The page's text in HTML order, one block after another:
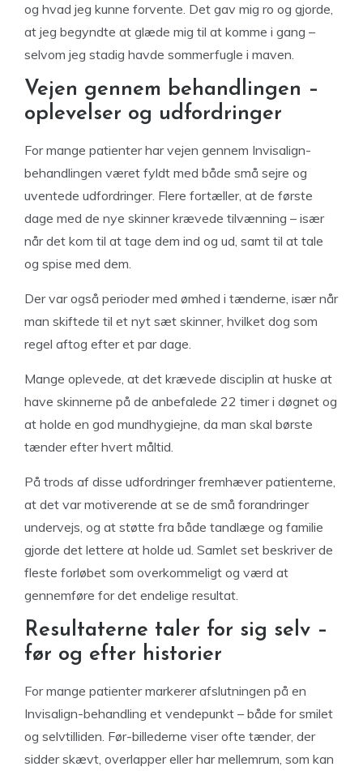
og hvad jeg kunne forvente. Det gav mig ro og gjorde,
at jeg begyndte at glæde mig til at komme i gang –
selvom jeg stadig havde sommerfugle i maven.
Vejen gennem behandlingen –
oplevelser og udfordringer
For mange patienter har vejen gennem Invisalign-
behandlingen været fyldt med både små sejre og
uventede udfordringer. Flere fortæller, at de første
dage med de nye skinner krævede tilvænning – især
når det kom til at tage dem ind og ud, samt til at tale
og spise med dem.
Der var også perioder med ømhed i tænderne, især når
man skiftede til et nyt sæt skinner, hvilket dog som
regel aftog efter et par dage.
Mange oplevede, at det krævede disciplin at huske at
have skinnerne på de anbefalede 22 timer i døgnet og
at holde en god mundhygiejne, da man skal børste
tænder efter hvert måltid.
På trods af disse udfordringer fremhæver patienterne,
at det var motiverende at se de små forandringer
undervejs, og at støtte fra både tandlæge og familie
gjorde det lettere at holde ud. Samlet set beskriver de
fleste forløbet som overkommeligt og værd at
gennemføre for det endelige resultat.
Resultaterne taler for sig selv –
før og efter historier
For mange patienter markerer afslutningen på en
Invisalign-behandling et vendepunkt – både for smilet
og selvtilliden. Før-billederne viser ofte tænder, der
sidder skævt, overlapper eller har mellemrum, som kan